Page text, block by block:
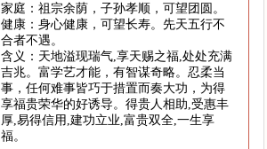
家庭：祖宗余荫，子孙孝顺，可望团圆。
健康：身心健康，可望长寿。先天五行不
合者不遇。
含义：天地溢现瑞气,享天赐之福,处处充满
吉兆。富学艺才能，有智谋奇略。忍柔当
事，任何难事皆巧于措置而奏大功，为得
享福贵荣华的好诱导。得贵人相助,受惠丰
厚,易得信用,建功立业,富贵双全,一生享
福。